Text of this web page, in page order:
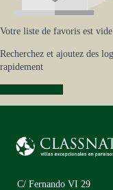
Votre liste de favoris est vide
Recherchez et ajoutez des
rapidement
C/ Fernando VI 29